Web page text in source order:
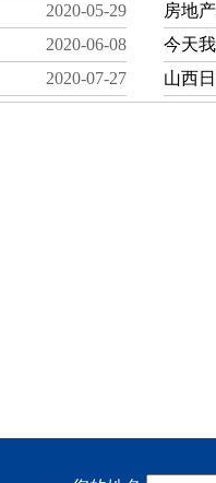
2020-05-29
2020-06-08
2020-07-27
房地
今天
山西